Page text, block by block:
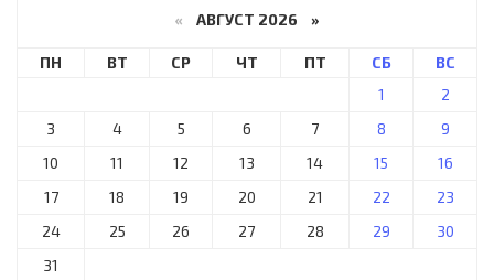
« АВГУСТ 2026 »
ПН ВТ СР ЧТ ПТ СБ
ВС
1
2
3
4 5 6 7 8
9
10
11 12 13 14 15
16
17
18 19 20 21 22
23
24
25 26 27 28 29
30
31